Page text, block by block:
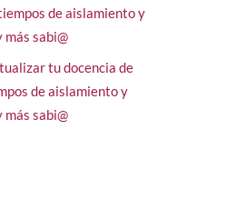
de aislamiento y
sabi@
tu docencia de
de aislamiento y
sabi@